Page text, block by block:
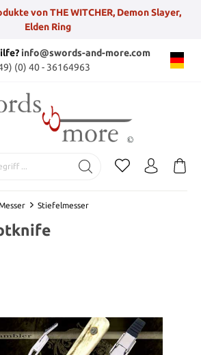
von THE WITCHER, Demon Slayer,
Elden Ring
info@swords-and-more.com
(0) 40 - 36164963
Stiefelmesser